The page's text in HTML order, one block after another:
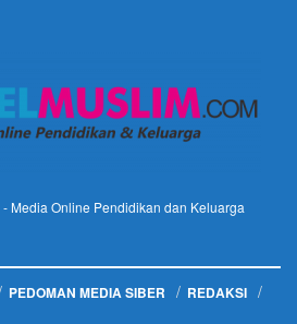
- Media Online Pendidikan dan Keluarga
PEDOMAN MEDIA SIBER
REDAKSI